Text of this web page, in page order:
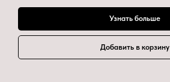
Узнать больше
Добавить в корзину